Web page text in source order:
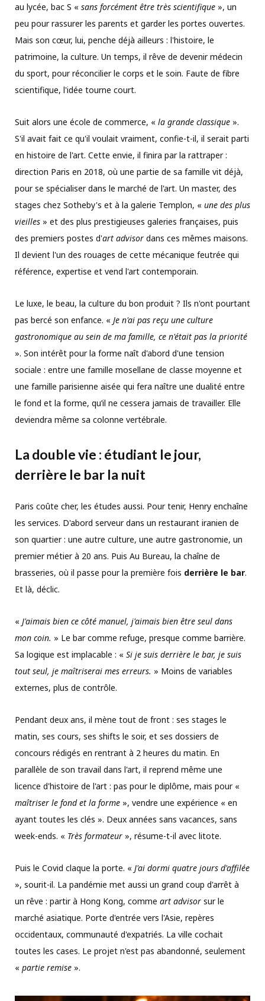
au lycée, bac S « sans forcément être très scientifique », un
peu pour rassurer les parents et garder les portes ouvertes.
Mais son cœur, lui, penche déjà ailleurs : l'histoire, le
patrimoine, la culture. Un temps, il rêve de devenir médecin
du sport, pour réconcilier le corps et le soin. Faute de fibre
scientifique, l'idée tourne court.
Suit alors une école de commerce, « la grande classique ».
S'il avait fait ce qu'il voulait vraiment, confie-t-il, il serait parti
en histoire de l'art. Cette envie, il finira par la rattraper :
direction Paris en 2018, où une partie de sa famille vit déjà,
pour se spécialiser dans le marché de l'art. Un master, des
stages chez Sotheby's et à la galerie Templon, « une des plus
vieilles » et des plus prestigieuses galeries françaises, puis
des premiers postes d'art advisor dans ces mêmes maisons.
Il devient l'un des rouages de cette mécanique feutrée qui
référence, expertise et vend l'art contemporain.
Le luxe, le beau, la culture du bon produit ? Ils n'ont pourtant
pas bercé son enfance. « Je n'ai pas reçu une culture
gastronomique au sein de ma famille, ce n'était pas la priorité
». Son intérêt pour la forme naît d'abord d'une tension
sociale : entre une famille mosellane de classe moyenne et
une famille parisienne aisée qui fera naître une dualité entre
le fond et la forme, qu’il ne cessera jamais de travailler. Elle
deviendra même sa colonne vertébrale.
La double vie : étudiant le jour,
derrière le bar la nuit
Paris coûte cher, les études aussi. Pour tenir, Henry enchaîne
les services. D'abord serveur dans un restaurant iranien de
son quartier : une autre culture, une autre gastronomie, un
premier métier à 20 ans. Puis Au Bureau, la chaîne de
brasseries, où il passe pour la première fois derrière le bar.
Et là, déclic.
« J'aimais bien ce côté manuel, j'aimais bien être seul dans
mon coin. » Le bar comme refuge, presque comme barrière.
Sa logique est implacable : « Si je suis derrière le bar, je suis
tout seul, je maîtriserai mes erreurs. » Moins de variables
externes, plus de contrôle.
Pendant deux ans, il mène tout de front : ses stages le
matin, ses cours, ses shifts le soir, et ses dossiers de
concours rédigés en rentrant à 2 heures du matin. En
parallèle de son travail dans l'art, il reprend même une
licence d'histoire de l'art : pas pour le diplôme, mais pour «
maîtriser le fond et la forme », vendre une expérience « en
ayant toutes les clés ». Deux années sans vacances, sans
week-ends. « Très formateur », résume-t-il avec litote.
Puis le Covid claque la porte. « J'ai dormi quatre jours d'affilée
», sourit-il. La pandémie met aussi un grand coup d'arrêt à
un rêve : partir à Hong Kong, comme art advisor sur le
marché asiatique. Porte d'entrée vers l'Asie, repères
occidentaux, communauté d'expatriés. La ville cochait
toutes les cases. Le projet n'est pas abandonné, seulement
« partie remise ».